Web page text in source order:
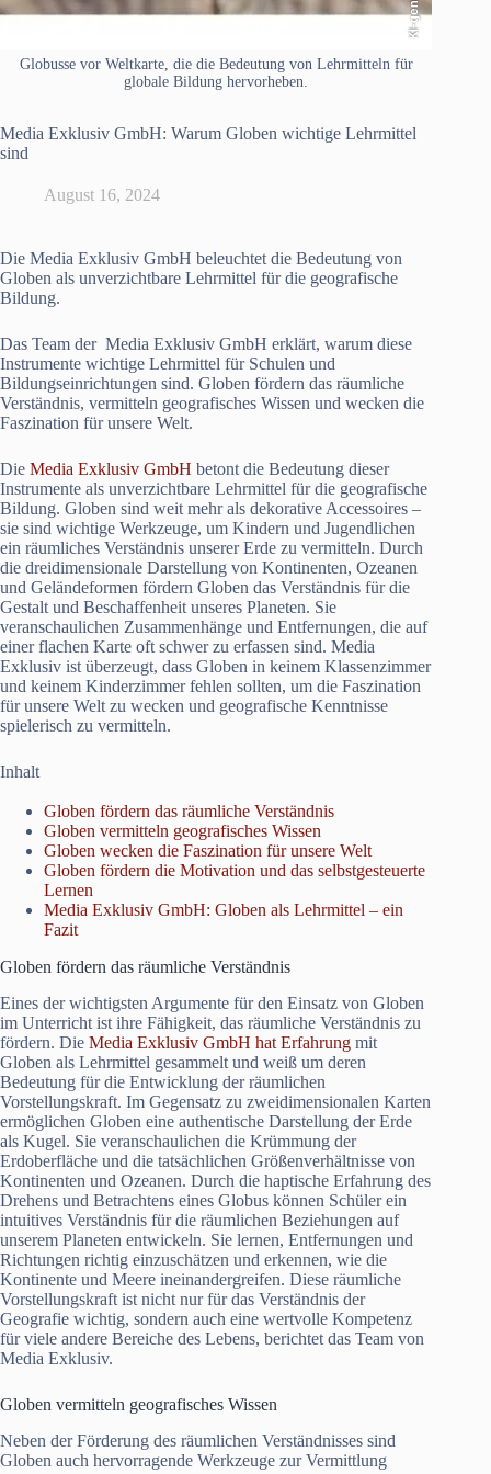
Globusse vor Weltkarte, die die Bedeutung von Lehrmitteln für
globale Bildung hervorheben.
Media Exklusiv GmbH: Warum Globen wichtige Lehrmittel
sind
August 16, 2024
Die Media Exklusiv GmbH beleuchtet die Bedeutung von
Globen als unverzichtbare Lehrmittel für die geografische
Bildung.
Das Team der Media Exklusiv GmbH erklärt, warum diese
Instrumente wichtige Lehrmittel für Schulen und
Bildungseinrichtungen sind. Globen fördern das räumliche
Verständnis, vermitteln geografisches Wissen und wecken die
Faszination für unsere Welt.
Die Media Exklusiv GmbH betont die Bedeutung dieser
Instrumente als unverzichtbare Lehrmittel für die geografische
Bildung. Globen sind weit mehr als dekorative Accessoires –
sie sind wichtige Werkzeuge, um Kindern und Jugendlichen
ein räumliches Verständnis unserer Erde zu vermitteln. Durch
die dreidimensionale Darstellung von Kontinenten, Ozeanen
und Geländeformen fördern Globen das Verständnis für die
Gestalt und Beschaffenheit unseres Planeten. Sie
veranschaulichen Zusammenhänge und Entfernungen, die auf
einer flachen Karte oft schwer zu erfassen sind. Media
Exklusiv ist überzeugt, dass Globen in keinem Klassenzimmer
und keinem Kinderzimmer fehlen sollten, um die Faszination
für unsere Welt zu wecken und geografische Kenntnisse
spielerisch zu vermitteln.
Inhalt
Globen fördern das räumliche Verständnis
Globen vermitteln geografisches Wissen
Globen wecken die Faszination für unsere Welt
Globen fördern die Motivation und das selbstgesteuerte
Lernen
Media Exklusiv GmbH: Globen als Lehrmittel – ein
Fazit
Globen fördern das räumliche Verständnis
Eines der wichtigsten Argumente für den Einsatz von Globen
im Unterricht ist ihre Fähigkeit, das räumliche Verständnis zu
fördern. Die Media Exklusiv GmbH hat Erfahrung mit
Globen als Lehrmittel gesammelt und weiß um deren
Bedeutung für die Entwicklung der räumlichen
Vorstellungskraft. Im Gegensatz zu zweidimensionalen Karten
ermöglichen Globen eine authentische Darstellung der Erde
als Kugel. Sie veranschaulichen die Krümmung der
Erdoberfläche und die tatsächlichen Größenverhältnisse von
Kontinenten und Ozeanen. Durch die haptische Erfahrung des
Drehens und Betrachtens eines Globus können Schüler ein
intuitives Verständnis für die räumlichen Beziehungen auf
unserem Planeten entwickeln. Sie lernen, Entfernungen und
Richtungen richtig einzuschätzen und erkennen, wie die
Kontinente und Meere ineinandergreifen. Diese räumliche
Vorstellungskraft ist nicht nur für das Verständnis der
Geografie wichtig, sondern auch eine wertvolle Kompetenz
für viele andere Bereiche des Lebens, berichtet das Team von
Media Exklusiv.
Globen vermitteln geografisches Wissen
Neben der Förderung des räumlichen Verständnisses sind
Globen auch hervorragende Werkzeuge zur Vermittlung